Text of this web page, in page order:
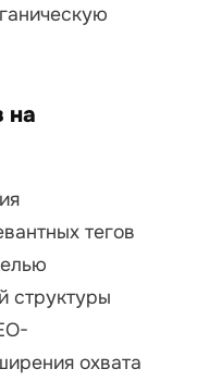
на
тегов
структуры
охвата